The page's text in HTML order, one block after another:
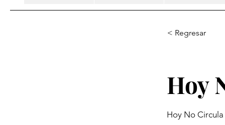
< Regresar
Hoy
Hoy No